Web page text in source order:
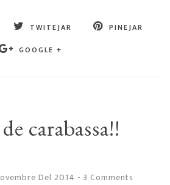
TWITEJAR
PINEJAR
GOOGLE +
carabassa!!
Del 2014 - 3 Comments